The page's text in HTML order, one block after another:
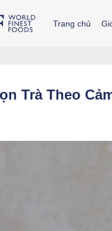
Trang chủ
Trà Theo